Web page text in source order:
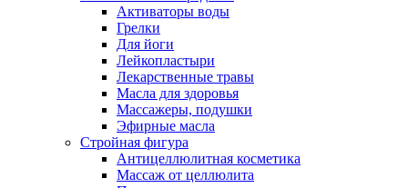
Активаторы воды
Грелки
Для йоги
Лейкопластыри
Лекарственные травы
Масла для здоровья
Массажеры, подушки
Эфирные масла
Стройная фигура
Антицеллюлитная косметика
Массаж от целлюлита